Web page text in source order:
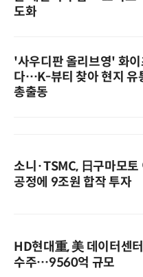
도화
'사우디판 올리브영' 화이
다…K-뷰티 찾아 현지 유
총출동
소니·TSMC, 日구마모토
공정에 9조원 합작 투자
HD현대重, 美 데이터센
수주…9560억 규모